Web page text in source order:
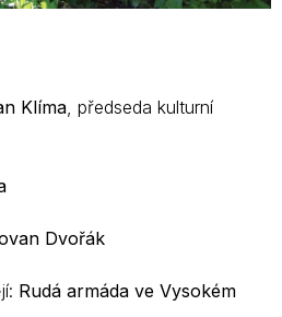
Klíma , předseda kulturní
Dvořák
Rudá armáda ve Vysokém